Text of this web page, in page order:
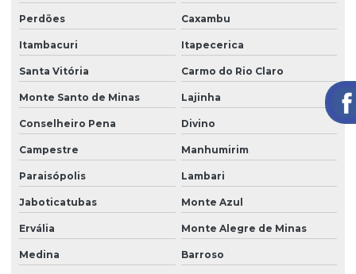
Perdões Caxambu
Itambacuri Itapecerica
Santa Vitória Carmo do Rio Claro
Monte Santo de Minas Lajinha
Conselheiro Pena Divino
Campestre Manhumirim
Paraisópolis Lambari
Jaboticatubas Monte Azul
Ervália Monte Alegre de Minas
Medina Barroso